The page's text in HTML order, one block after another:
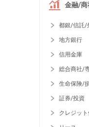
金融/
都銀/信託/
地方銀行
信用金庫
総合商社/
生命保険/
証券/投資
クレジッ